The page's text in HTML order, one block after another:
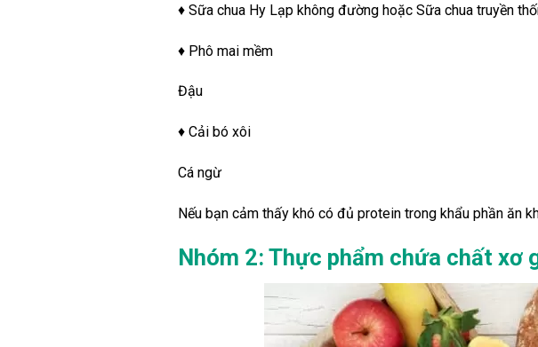
♦ Sữa chua Hy Lạp không đường hoặc Sữa chua truyền
♦ Phô mai mềm
Đậu
♦ Cải bó xôi
Cá ngừ
Nếu bạn cảm thấy khó có đủ protein trong khẩu phần ăn
Nhóm 2: Thực phẩm chứa chất xơ